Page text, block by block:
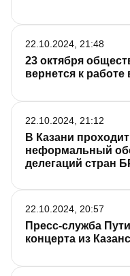
23 октября
вернется к
22.10.2024, 21:48
В Казани проходит
неформальный
делегаций стран
22.10.2024, 21:12
Пресс-служба
концерта из
22.10.2024, 20:57